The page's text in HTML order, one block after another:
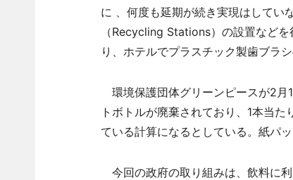
に 、何度も延期が続き実現はしてい
（Recycling Stations）の設置など
り、ホテルでプラスチック製歯ブラ
環境保護団体グリーンピースが2月
トボトルが廃棄されており、1本当
ている計算になるとしている。紙パ
今回の政府の取り組みは、飲料に